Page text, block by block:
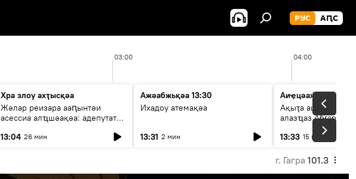
РУС АԤС
03:00 04:00
Хра злоу ахҭысқәа
Жәлар реизара ааԥынтәи
асессиа алҵшәақәа: адепутат
13:04 26 мин
Ажәабжьқәа 13:30
Ихадоу атемақәа
13:31 2 мин
Аиҿцәажәара
Ақыҭа ацхрааразы
алазҵаз
адепутат
13:33 15 мин
г. Гагра 101.3